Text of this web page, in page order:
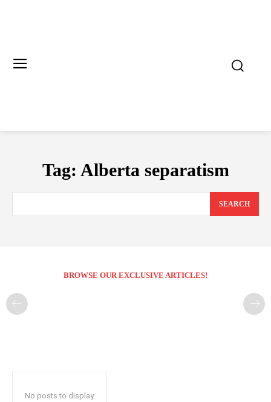
Tag: Alberta separatism
SEARCH
BROWSE OUR EXCLUSIVE ARTICLES!
No posts to display